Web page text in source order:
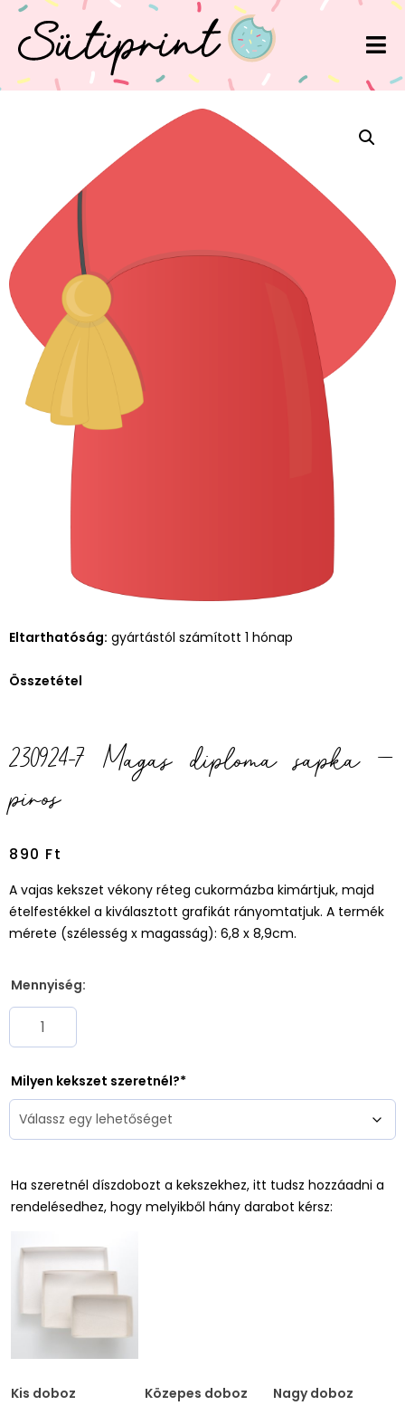
Eltarthatóság: gyártástól számított 1 hónap
Összetétel
230924-7 Magas diploma sapka –
piros
890 Ft
A vajas kekszet vékony réteg cukormázba kimártjuk, majd
ételfestékkel a kiválasztott grafikát rányomtatjuk. A termék
mérete (szélesség x magasság): 6,8 x 8,9cm.
Mennyiség:
Milyen kekszet szeretnél?
Ha szeretnél díszdobozt a kekszekhez, itt tudsz hozzáadni a
rendelésedhez, hogy melyikből hány darabot kérsz:
Kis doboz Közepes doboz Nagy doboz